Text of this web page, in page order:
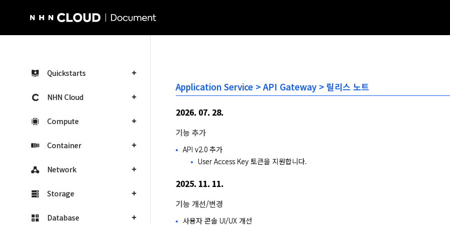
Quickstarts
NHN Cloud
Compute
Container
Network
Storage
Database
Application Service > API Gateway > 릴리스 노트
2026. 07. 28.
기능 추가
API v2.0 추가
User Access Key 토큰을 지원합니다.
2025. 11. 11.
기능 개선/변경
사용자 콘솔 UI/UX 개선